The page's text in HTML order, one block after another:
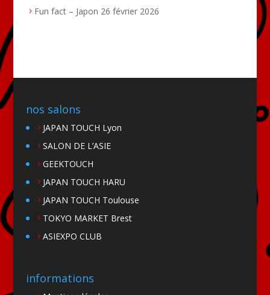
Fun fact – Japon 26 février 2026
nos salons
JAPAN TOUCH Lyon
SALON DE L’ASIE
GEEKTOUCH
JAPAN TOUCH HARU
JAPAN TOUCH Toulouse
TOKYO MARKET Brest
ASIEXPO CLUB
informations